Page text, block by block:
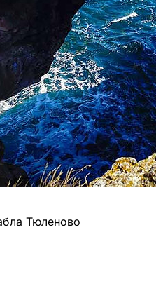
Тюленово